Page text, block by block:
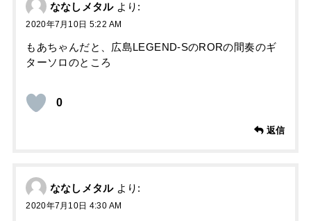
ななしメタル より:
2020年7月10日 5:22 AM
もあちゃんだと、広島LEGEND-SのRORの間奏のギ
ターソロのところ
0
返信
ななしメタル より:
2020年7月10日 4:30 AM